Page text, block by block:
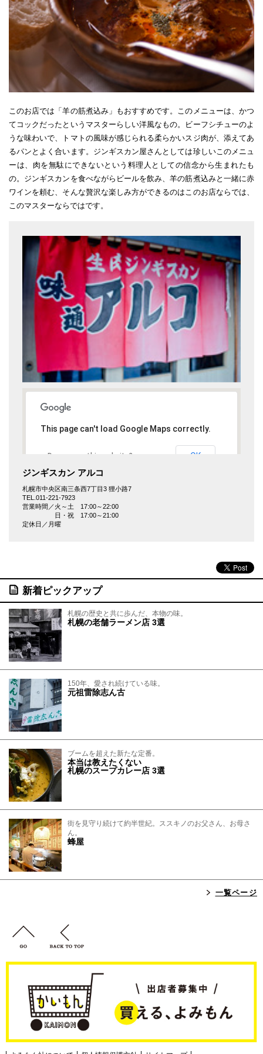
このお店では「羊の筋煮込み」もおすすめです。このメニューは、かつ
てコックだったというマスターらしい洋風なもの。ビーフシチューのよ
うな味わいで、トマトの風味が感じられる柔らかいスジ肉が、添えてあ
るパンとよく合います。ジンギスカン屋さんとしては珍しいこのメニュ
ーは、肉を無駄にできないという料理人としての信念から生まれたも
の。ジンギスカンを食べながらビールを飲み、羊の筋煮込みと一緒に赤
ワインを頼む、そんな贅沢な楽しみ方ができるのはこのお店ならでは、
このマスターならではです。
This page can't load Google Maps correctly.
Do you own this website? OK
ジンギスカン アルコ
札幌市中央区南三条西7丁目3 狸小路7
TEL.011-221-7923
営業時間／火～土 17:00～22:00
日・祝 17:00～21:00
定休日／月曜
新着ピックアップ
札幌の歴史と共に歩んだ、本物の味。
札幌の老舗ラーメン店 3選
150年、愛され続けている味。
元祖雷除志ん古
ブームを超えた新たな定番。
本当は教えたくない
札幌のスープカレー店 3選
街を見守り続けて約半世紀。ススキノのお父さん、お母さ
ん。
蜂屋
一覧ページ